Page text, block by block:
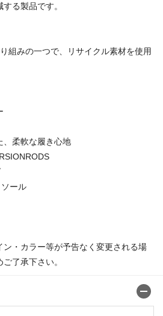
る製品です。
組みの一つで、リサイクル素材を使用
、柔軟な履き心地
ール
・カラー等が予告なく変更される場
了承下さい。